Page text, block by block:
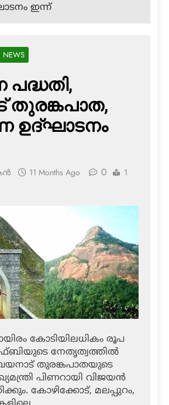
ഇന്ന്
NEWS
തുരങ്കപാത,
ഉദ്ഘാടനം
11 Months Ago 0
1
കോടിയിലധികം രൂപ
നേതൃത്വത്തില്‍
വയനാട് തുരങ്കപാതയുടെ
പിണറായി വിജയന്‍
കോഴിക്കോട്, മലപ്പുറം,